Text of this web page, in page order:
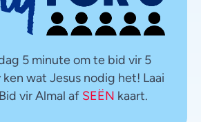
5 minute om te bid vir 5
wat Jesus nodig het! Laai
vir Almal af SEËN kaart.